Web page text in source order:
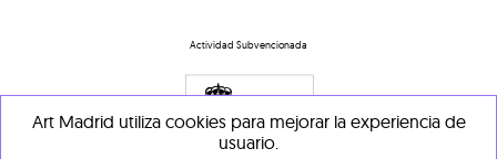
Actividad Subvencionada
Art Madrid utiliza cookies para mejorar la experiencia de
usuario.